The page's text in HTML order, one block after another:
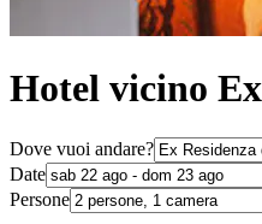
Hotel vicino
Dove vuoi andare?
Date
Persone